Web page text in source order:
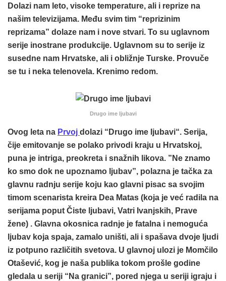
Dolazi nam leto, visoke temperature, ali i reprize na
našim televizijama. Među svim tim “reprizinim
reprizama” dolaze nam i nove stvari. To su uglavnom
serije inostrane produkcije. Uglavnom su to serije iz
susedne nam Hrvatske, ali i obližnje Turske. Provuče
se tu i neka telenovela. Krenimo redom.
Drugo ime ljubavi
Ovog leta na Prvoj dolazi “ Drugo ime ljubavi“. Serija,
čije emitovanje se polako privodi kraju u Hrvatskoj,
puna je intriga, preokreta i snažnih likova. ”Ne znamo
ko smo dok ne upoznamo ljubav”, polazna je tačka za
glavnu radnju serije koju kao glavni pisac sa svojim
timom scenarista kreira Dea Matas (koja je već radila na
serijama poput Čiste ljubavi, Vatri Ivanjskih, Prave
žene) . Glavna okosnica radnje je fatalna i nemoguća
ljubav koja spaja, zamalo uništi, ali i spašava dvoje ljudi
iz potpuno različitih svetova. U glavnoj ulozi je Momčilo
Otašević, kog je naša publika tokom prošle godine
gledala u seriji “Na granici”, pored njega u seriji igraju i